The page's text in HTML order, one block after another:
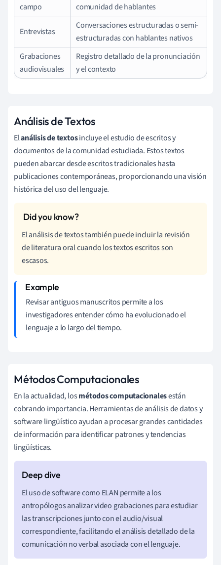
campo
comunidad de hablantes
Entrevistas
Conversaciones estructuradas o semi-
estructuradas con hablantes nativos
Grabaciones
audiovisuales
Registro detallado de la pronunciación
y el contexto
Análisis de Textos
Elanálisis de textosincluye el estudio de escritos y
documentos de la comunidad estudiada. Estos textos
pueden abarcar desde escritos tradicionales hasta
publicaciones contemporáneas, proporcionando una visión
histórica del uso del lenguaje.
El análisis de textos también puede incluir la revisión
de literatura oral cuando los textos escritos son
escasos.
Revisar antiguos manuscritos permite a los
investigadores entender cómo ha evolucionado el
lenguaje a lo largo del tiempo.
Métodos Computacionales
En la actualidad, losmétodos computacionalesestán
cobrando importancia. Herramientas de análisis de datos y
software lingüístico ayudan a procesar grandes cantidades
de información para identificar patrones y tendencias
lingüísticas.
El uso de software como ELAN permite a los
antropólogos analizar video grabaciones para estudiar
las transcripciones junto con el audio/visual
correspondiente, facilitando el análisis detallado de la
comunicación no verbal asociada con el lenguaje.